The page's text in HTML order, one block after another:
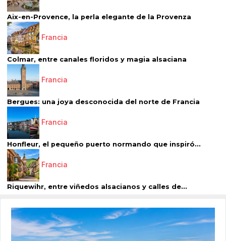
Aix-en-Provence, la perla elegante de la Provenza
Francia
Colmar, entre canales floridos y magia alsaciana
Francia
Bergues: una joya desconocida del norte de Francia
Francia
Honfleur, el pequeño puerto normando que inspiró...
Francia
Riquewihr, entre viñedos alsacianos y calles de...